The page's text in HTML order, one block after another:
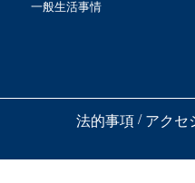
一般生活事情
法的事項 / アクセ